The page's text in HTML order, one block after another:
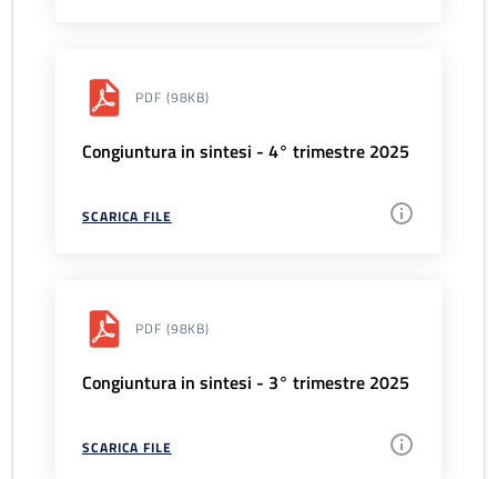
PDF (98KB)
Congiuntura in sintesi - 4° trimestre 2025
SCARICA FILE
PDF (98KB)
Congiuntura in sintesi - 3° trimestre 2025
SCARICA FILE